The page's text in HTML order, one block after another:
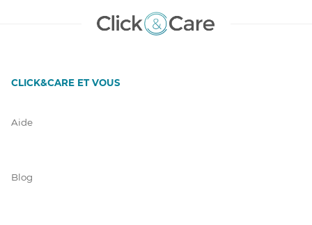
CLICK&CARE ET VOUS
Aide
Blog